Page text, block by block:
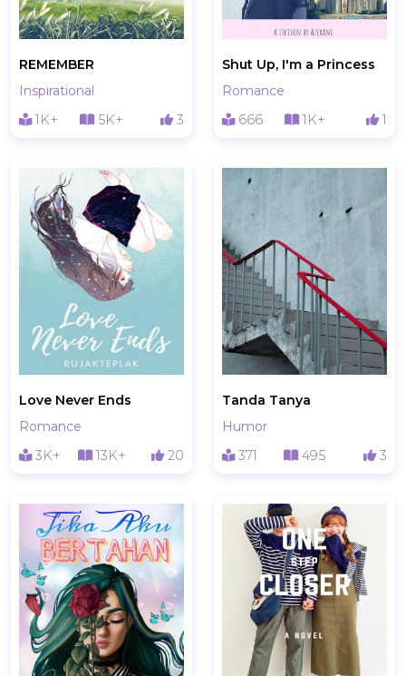
REMEMBER
Inspirational
1K+
5K+ 3
Shut Up, I'm a Princess
Romance
666
1K+ 1
Love Never Ends
Romance
3K+
13K+ 20
Tanda Tanya
Humor
371
495 3